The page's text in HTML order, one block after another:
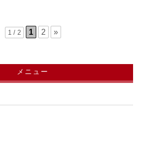
1 / 2 1 2 »
メニュー